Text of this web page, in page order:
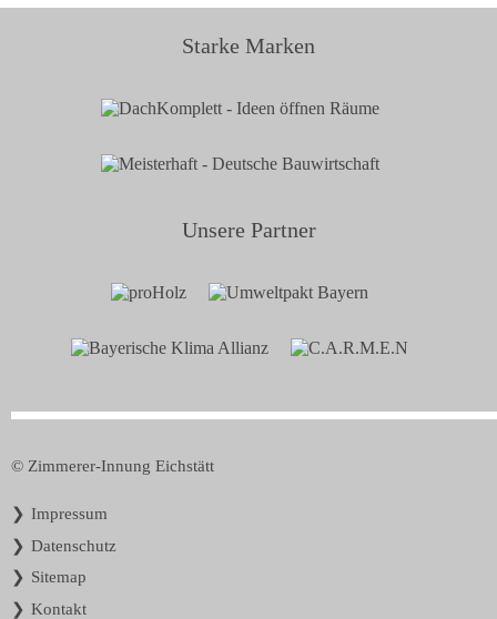
Starke Marken
Unsere Partner
© Zimmerer-Innung Eichstätt
Navigation
Impressum
Datenschutz
Sitemap
Kontakt